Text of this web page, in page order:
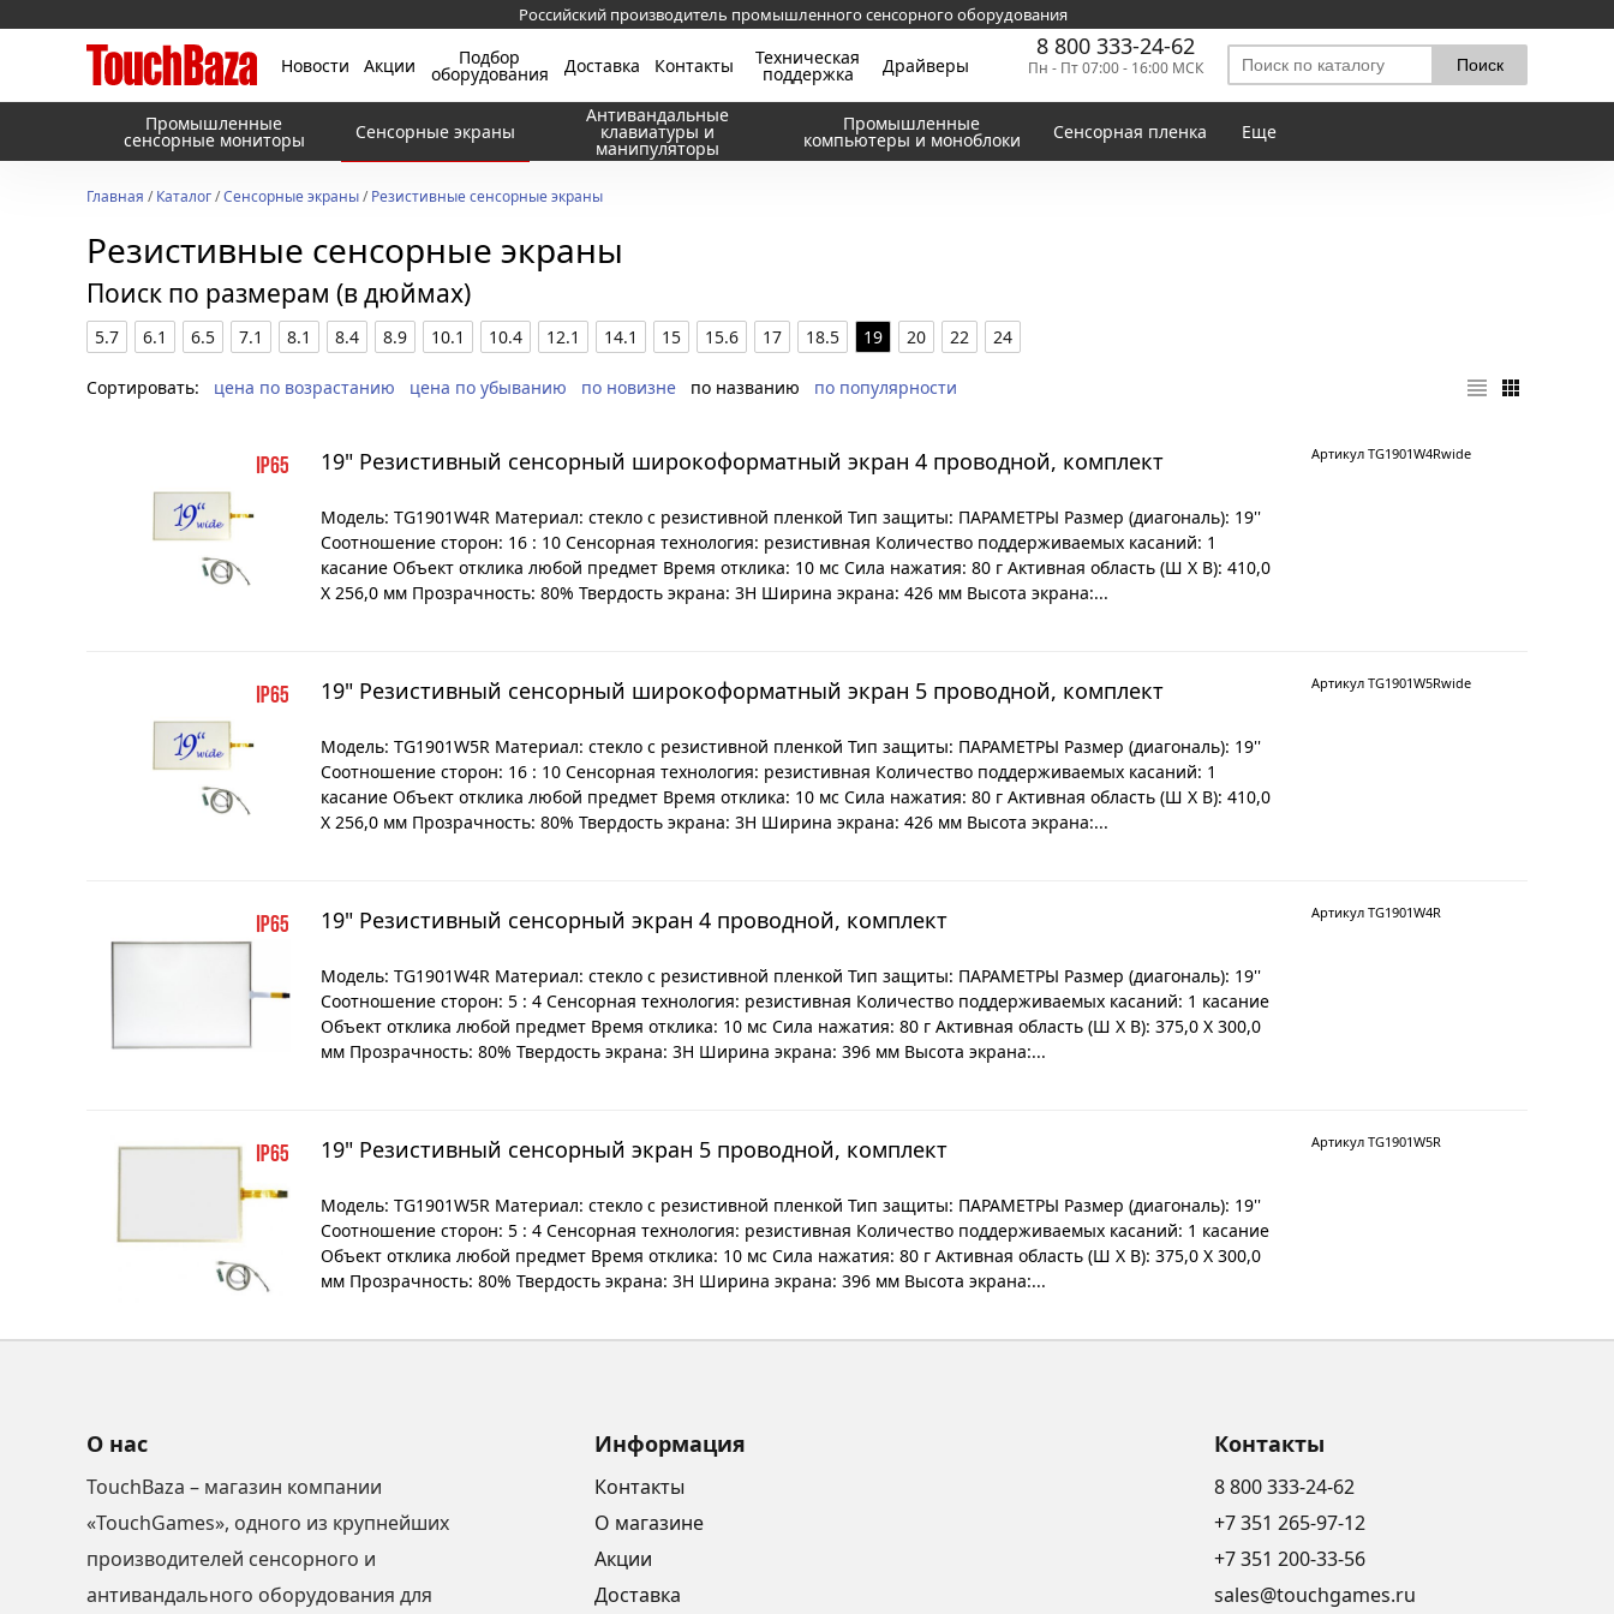
Российский производитель промышленного сенсорного оборудования
Новости Акции Подбор
оборудования Доставка Контакты Техническая
поддержка Драйверы
8 800 333-24-62
Пн - Пт 07:00 - 16:00 МСК
Промышленные
сенсорные мониторы Сенсорные экраны
Антивандальные
клавиатуры и
манипуляторы
Промышленные
компьютеры и моноблоки Сенсорная пленка Еще
Главная /Каталог/Сенсорные экраны/Резистивные сенсорные экраны
Резистивные сенсорные экраны
Поиск по размерам (в дюймах)
5.7 6.1 6.5 7.1 8.1 8.4 8.9 10.1 10.4 12.1 14.1 15 15.6 17 18.5 19 20 22 24
Сортировать: цена по возрастанию цена по убыванию по новизне по названию по популярности
19" Резистивный сенсорный широкоформатный экран 4 проводной, комплект
Модель: TG1901W4R Материал: стекло с резистивной пленкой Тип защиты: ПАРАМЕТРЫ Размер (диагональ): 19''
Соотношение сторон: 16 : 10 Сенсорная технология: резистивная Количество поддерживаемых касаний: 1
касание Объект отклика любой предмет Время отклика: 10 мс Сила нажатия: 80 г Активная область (Ш X В): 410,0
X 256,0 мм Прозрачность: 80% Твердость экрана: 3H Ширина экрана: 426 мм Высота экрана:...
Артикул TG1901W4Rwide
19" Резистивный сенсорный широкоформатный экран 5 проводной, комплект
Модель: TG1901W5R Материал: стекло с резистивной пленкой Тип защиты: ПАРАМЕТРЫ Размер (диагональ): 19''
Соотношение сторон: 16 : 10 Сенсорная технология: резистивная Количество поддерживаемых касаний: 1
касание Объект отклика любой предмет Время отклика: 10 мс Сила нажатия: 80 г Активная область (Ш X В): 410,0
X 256,0 мм Прозрачность: 80% Твердость экрана: 3H Ширина экрана: 426 мм Высота экрана:...
Артикул TG1901W5Rwide
19" Резистивный сенсорный экран 4 проводной, комплект
Модель: TG1901W4R Материал: стекло с резистивной пленкой Тип защиты: ПАРАМЕТРЫ Размер (диагональ): 19''
Соотношение сторон: 5 : 4 Сенсорная технология: резистивная Количество поддерживаемых касаний: 1 касание
Объект отклика любой предмет Время отклика: 10 мс Сила нажатия: 80 г Активная область (Ш X В): 375,0 X 300,0
мм Прозрачность: 80% Твердость экрана: 3H Ширина экрана: 396 мм Высота экрана:...
Артикул TG1901W4R
19" Резистивный сенсорный экран 5 проводной, комплект
Модель: TG1901W5R Материал: стекло с резистивной пленкой Тип защиты: ПАРАМЕТРЫ Размер (диагональ): 19''
Соотношение сторон: 5 : 4 Сенсорная технология: резистивная Количество поддерживаемых касаний: 1 касание
Объект отклика любой предмет Время отклика: 10 мс Сила нажатия: 80 г Активная область (Ш X В): 375,0 X 300,0
мм Прозрачность: 80% Твердость экрана: 3H Ширина экрана: 396 мм Высота экрана:...
Артикул TG1901W5R
О нас
TouchBaza – магазин компании
«TouchGames», одного из крупнейших
производителей сенсорного и
антивандального оборудования для
Информация
Контакты
О магазине
Акции
Доставка
Контакты
8 800 333-24-62
+7 351 265-97-12
+7 351 200-33-56
sales@touchgames.ru